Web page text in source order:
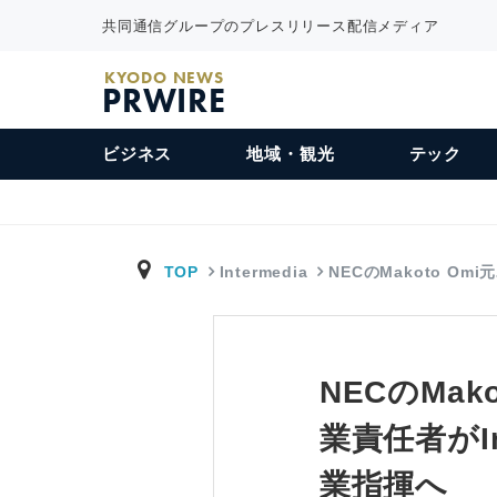
共同通信グループのプレスリリース配信メディア
KYODO NEWS
PRWIRE
ビジネス 地域・観光 テック
TOP Intermedia NECのMakoto Omi
NECの
業責任者
業指揮へ